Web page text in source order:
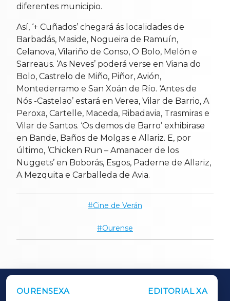
diferentes municipio.
Así, ‘+ Cuñados’ chegará ás localidades de
Barbadás, Maside, Nogueira de Ramuín,
Celanova, Vilariño de Conso, O Bolo, Melón e
Sarreaus. ‘As Neves’ poderá verse en Viana do
Bolo, Castrelo de Miño, Piñor, Avión,
Montederramo e San Xoán de Río. ‘Antes de
Nós -Castelao’ estará en Verea, Vilar de Barrio, A
Peroxa, Cartelle, Maceda, Ribadavia, Trasmiras e
Vilar de Santos. ‘Os demos de Barro’ exhibirase
en Bande, Baños de Molgas e Allariz. E, por
último, ‘Chicken Run – Amanacer de los
Nuggets’ en Boborás, Esgos, Paderne de Allariz,
A Mezquita e Carballeda de Avia.
Cine de Verán
Ourense
OURENSEXA EDITORIAL XA
OUTROS PERIÓDICOS